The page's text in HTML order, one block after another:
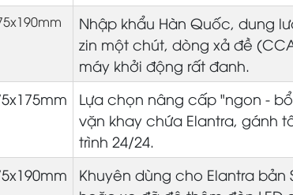
Nhập khẩu Hàn Quốc, dung
zin một chút, dòng xả đề
máy khởi động rất đanh.
Lựa chọn nâng cấp "ngon -
vặn khay chứa Elantra, gánh
trình 24/24.
Khuyên dùng cho Elantra bản